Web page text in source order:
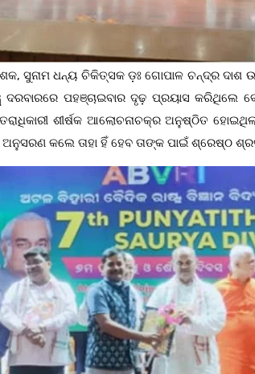
ସୁନାମ ଧନ୍ୟ ଚିକିତ୍ସକ ଡ଼ଃ ଗୋପାଳ ଚନ୍ଦ୍ର
ଦରବାରରେ ପହଞ୍ଚାଇବାର ଦୃଢ଼ ପ୍ରୟାସ
ଶୀର୍ଷକ ଆଲୋଚନାଚକ୍ର ଅନୁଷ୍ଠିତ
କଲେ ତାହା ହିଁ ହେବ ତାଙ୍କ ପାଇଁ ଶ୍ରେଷ୍ଠ